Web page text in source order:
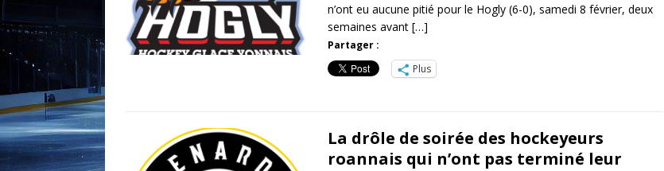
n’ont eu aucune pitié pour le Hogly (6-0), samedi 8 février, deux
semaines avant […]
Partager :
Plus
La drôle de soirée des hockeyeurs
roannais qui n’ont pas terminé leur